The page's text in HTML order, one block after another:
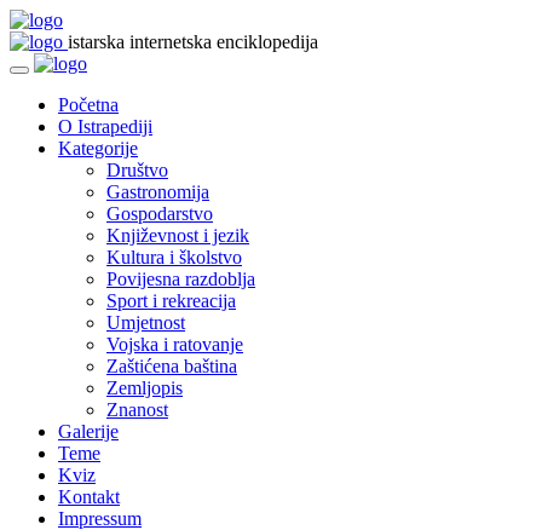
istarska internetska enciklopedija
Početna
O Istrapediji
Kategorije
Društvo
Gastronomija
Gospodarstvo
Književnost i jezik
Kultura i školstvo
Povijesna razdoblja
Sport i rekreacija
Umjetnost
Vojska i ratovanje
Zaštićena baština
Zemljopis
Znanost
Galerije
Teme
Kviz
Kontakt
Impressum